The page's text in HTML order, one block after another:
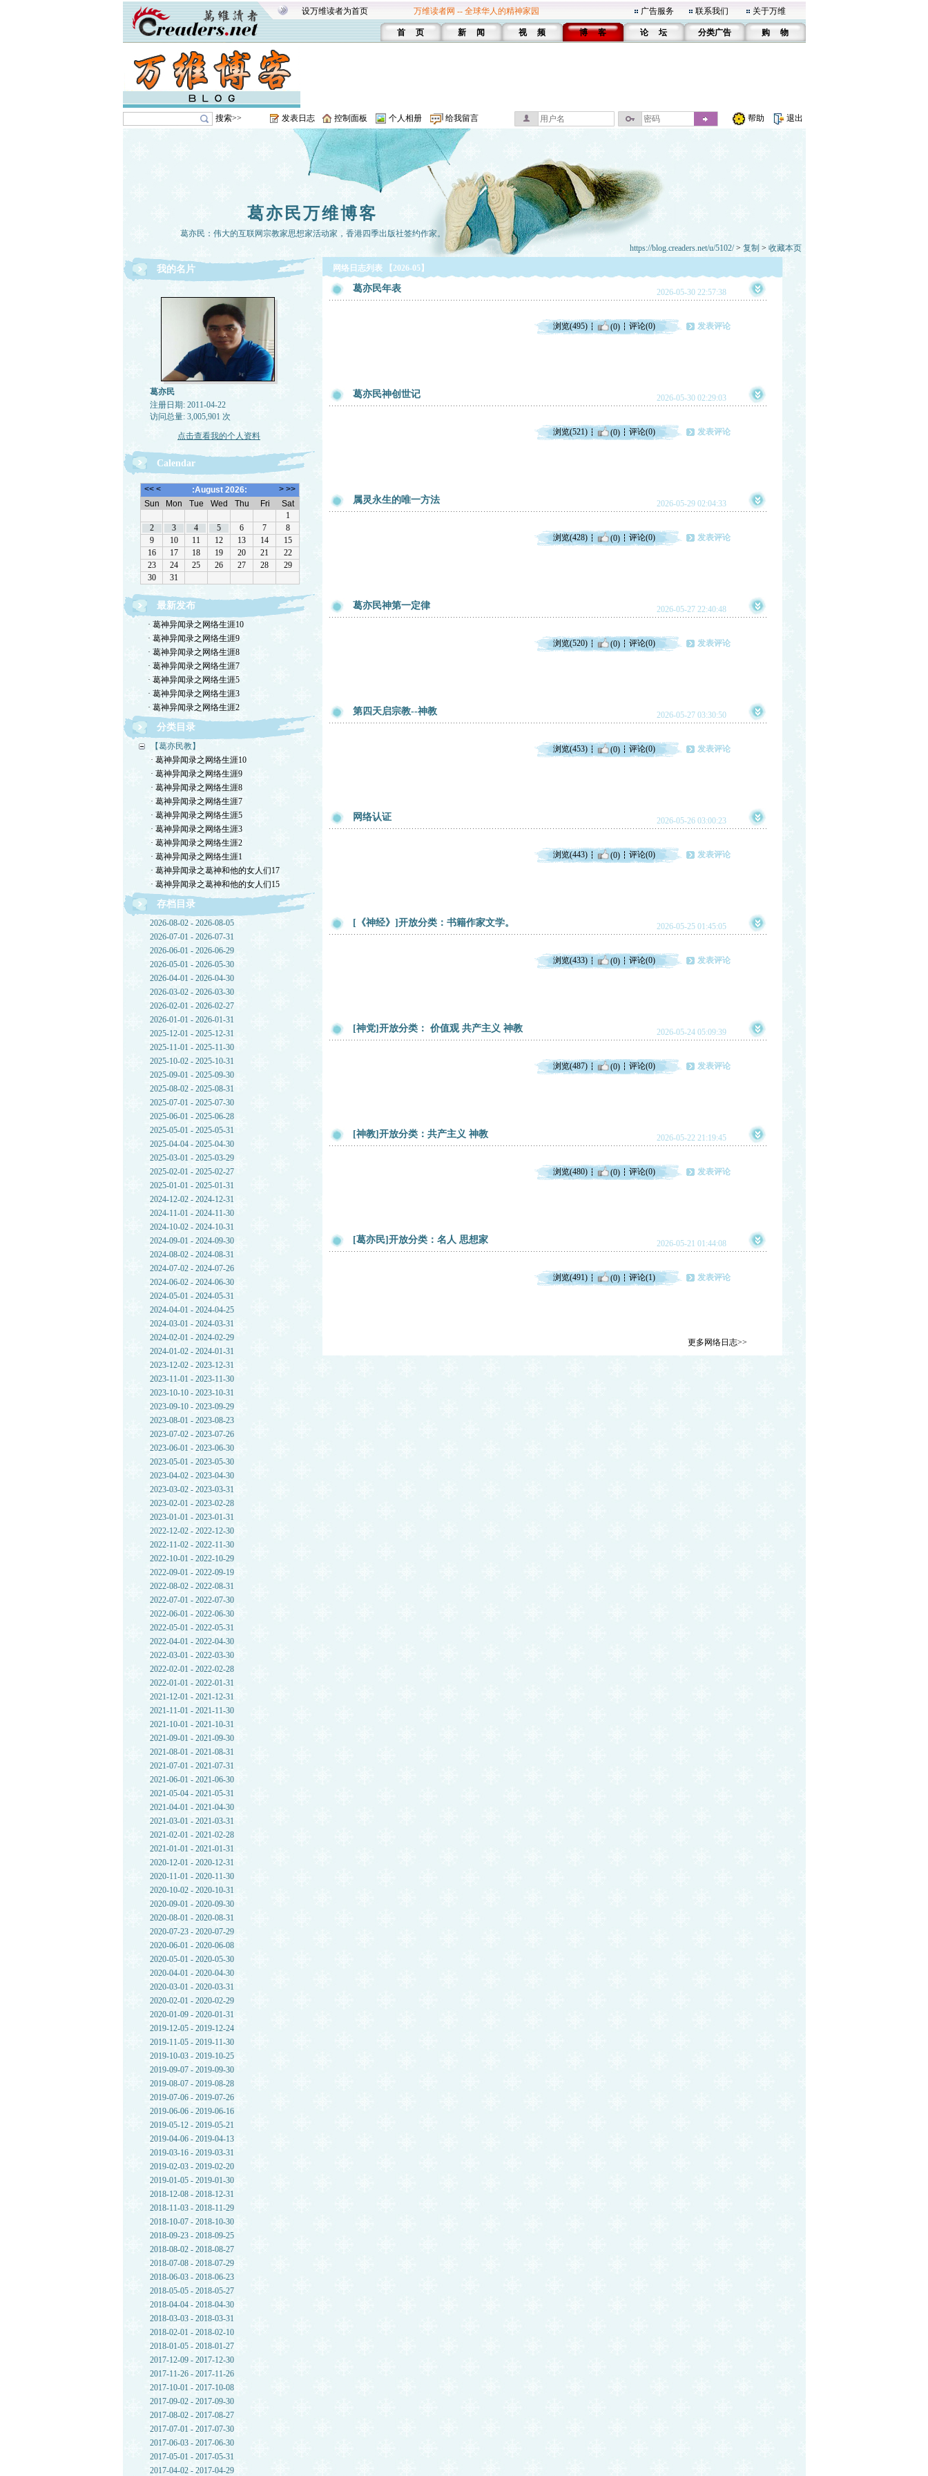
设万维读者为首页 万维读者网 -- 全球华人的精神家园 广告服务 联系我们 关于万维
首 页 新 闻 视 频 博 客 论 坛 分类广告 购 物
搜索>> 发表日志 控制面板 个人相册 给我留言 帮助 退出
葛亦民万维博客
葛亦民：伟大的互联网宗教家思想家活动家，香港四季出版社签约作家。
https://blog.creaders.net/u/5102/> 复制 > 收藏本页
我的名片
葛亦民
注册日期: 2011-04-22
访问总量: 3,005,901 次
点击查看我的个人资料
Calendar
最新发布
· 葛神异闻录之网络生涯10
· 葛神异闻录之网络生涯9
· 葛神异闻录之网络生涯8
· 葛神异闻录之网络生涯7
· 葛神异闻录之网络生涯5
· 葛神异闻录之网络生涯3
· 葛神异闻录之网络生涯2
分类目录
【葛亦民教】
· 葛神异闻录之网络生涯10
· 葛神异闻录之网络生涯9
· 葛神异闻录之网络生涯8
· 葛神异闻录之网络生涯7
· 葛神异闻录之网络生涯5
· 葛神异闻录之网络生涯3
· 葛神异闻录之网络生涯2
· 葛神异闻录之网络生涯1
· 葛神异闻录之葛神和他的女人们17
· 葛神异闻录之葛神和他的女人们15
存档目录
2026-08-02 - 2026-08-05
2026-07-01 - 2026-07-31
2026-06-01 - 2026-06-29
2026-05-01 - 2026-05-30
2026-04-01 - 2026-04-30
2026-03-02 - 2026-03-30
2026-02-01 - 2026-02-27
2026-01-01 - 2026-01-31
2025-12-01 - 2025-12-31
2025-11-01 - 2025-11-30
2025-10-02 - 2025-10-31
2025-09-01 - 2025-09-30
2025-08-02 - 2025-08-31
2025-07-01 - 2025-07-30
2025-06-01 - 2025-06-28
2025-05-01 - 2025-05-31
2025-04-04 - 2025-04-30
2025-03-01 - 2025-03-29
2025-02-01 - 2025-02-27
2025-01-01 - 2025-01-31
2024-12-02 - 2024-12-31
2024-11-01 - 2024-11-30
2024-10-02 - 2024-10-31
2024-09-01 - 2024-09-30
2024-08-02 - 2024-08-31
2024-07-02 - 2024-07-26
2024-06-02 - 2024-06-30
2024-05-01 - 2024-05-31
2024-04-01 - 2024-04-25
2024-03-01 - 2024-03-31
2024-02-01 - 2024-02-29
2024-01-02 - 2024-01-31
2023-12-02 - 2023-12-31
2023-11-01 - 2023-11-30
2023-10-10 - 2023-10-31
2023-09-10 - 2023-09-29
2023-08-01 - 2023-08-23
2023-07-02 - 2023-07-26
2023-06-01 - 2023-06-30
2023-05-01 - 2023-05-30
2023-04-02 - 2023-04-30
2023-03-02 - 2023-03-31
2023-02-01 - 2023-02-28
2023-01-01 - 2023-01-31
2022-12-02 - 2022-12-30
2022-11-02 - 2022-11-30
2022-10-01 - 2022-10-29
2022-09-01 - 2022-09-19
2022-08-02 - 2022-08-31
2022-07-01 - 2022-07-30
2022-06-01 - 2022-06-30
2022-05-01 - 2022-05-31
2022-04-01 - 2022-04-30
2022-03-01 - 2022-03-30
2022-02-01 - 2022-02-28
2022-01-01 - 2022-01-31
2021-12-01 - 2021-12-31
2021-11-01 - 2021-11-30
2021-10-01 - 2021-10-31
2021-09-01 - 2021-09-30
2021-08-01 - 2021-08-31
2021-07-01 - 2021-07-31
2021-06-01 - 2021-06-30
2021-05-04 - 2021-05-31
2021-04-01 - 2021-04-30
2021-03-01 - 2021-03-31
2021-02-01 - 2021-02-28
2021-01-01 - 2021-01-31
2020-12-01 - 2020-12-31
2020-11-01 - 2020-11-30
2020-10-02 - 2020-10-31
2020-09-01 - 2020-09-30
2020-08-01 - 2020-08-31
2020-07-23 - 2020-07-29
2020-06-01 - 2020-06-08
2020-05-01 - 2020-05-30
2020-04-01 - 2020-04-30
2020-03-01 - 2020-03-31
2020-02-01 - 2020-02-29
2020-01-09 - 2020-01-31
2019-12-05 - 2019-12-24
2019-11-05 - 2019-11-30
2019-10-03 - 2019-10-25
2019-09-07 - 2019-09-30
2019-08-07 - 2019-08-28
2019-07-06 - 2019-07-26
2019-06-06 - 2019-06-16
2019-05-12 - 2019-05-21
2019-04-06 - 2019-04-13
2019-03-16 - 2019-03-31
2019-02-03 - 2019-02-20
2019-01-05 - 2019-01-30
2018-12-08 - 2018-12-31
2018-11-03 - 2018-11-29
2018-10-07 - 2018-10-30
2018-09-23 - 2018-09-25
2018-08-02 - 2018-08-27
2018-07-08 - 2018-07-29
2018-06-03 - 2018-06-23
2018-05-05 - 2018-05-27
2018-04-04 - 2018-04-30
2018-03-03 - 2018-03-31
2018-02-01 - 2018-02-10
2018-01-05 - 2018-01-27
2017-12-09 - 2017-12-30
2017-11-26 - 2017-11-26
2017-10-01 - 2017-10-08
2017-09-02 - 2017-09-30
2017-08-02 - 2017-08-27
2017-07-01 - 2017-07-30
2017-06-03 - 2017-06-30
2017-05-01 - 2017-05-31
2017-04-02 - 2017-04-29
网络日志列表 【2026-05】
葛亦民年表 2026-05-30 22:57:38
浏览(495) (0) 评论(0) 发表评论
葛亦民神创世记 2026-05-30 02:29:03
浏览(521) (0) 评论(0) 发表评论
属灵永生的唯一方法 2026-05-29 02:04:33
浏览(428) (0) 评论(0) 发表评论
葛亦民神第一定律 2026-05-27 22:40:48
浏览(520) (0) 评论(0) 发表评论
第四天启宗教--神教 2026-05-27 03:30:50
浏览(453) (0) 评论(0) 发表评论
网络认证 2026-05-26 03:00:23
浏览(443) (0) 评论(0) 发表评论
[《神经》]开放分类：书籍作家文学。 2026-05-25 01:45:05
浏览(433) (0) 评论(0) 发表评论
[神党]开放分类： 价值观 共产主义 神教 2026-05-24 05:09:39
浏览(487) (0) 评论(0) 发表评论
[神教]开放分类：共产主义 神教 2026-05-22 21:19:45
浏览(480) (0) 评论(0) 发表评论
[葛亦民]开放分类：名人 思想家 2026-05-21 01:44:08
浏览(491) (0) 评论(1) 发表评论
更多网络日志>>